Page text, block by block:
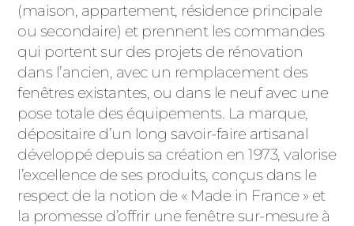
(maison, appartement, résidence principale
ou secondaire) et prennent les commandes
qui portent sur des projets de rénovation
dans l’ancien, avec un remplacement des
fenêtres existantes, ou dans le neuf avec une
pose totale des équipements. La marque,
dépositaire d’un long savoir-faire artisanal
développé depuis sa création en 1973, valorise
l’excellence de ses produits, conçus dans le
respect de la notion de « Made in France » et
la promesse d’offrir une fenêtre sur-mesure à